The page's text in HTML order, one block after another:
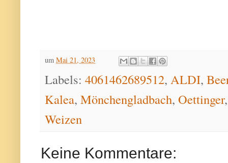
um Mai 21, 2023
Labels: 4061462689512, ALDI,
Kalea, Mönchengladbach, Oettinger
Weizen
Keine Kommentare: